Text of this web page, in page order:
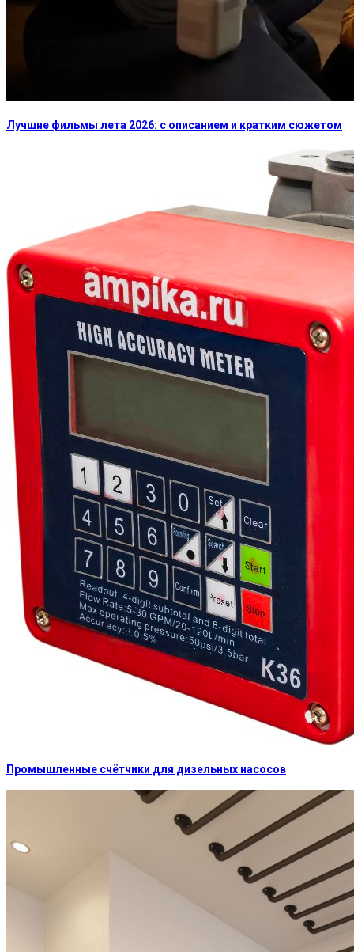
Лучшие фильмы лета 2026: с описанием и кратким сюжетом
Промышленные счётчики для дизельных насосов